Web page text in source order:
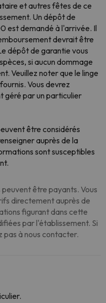
et autres fêtes de ce
Un dépôt de
est demandé à l'arrivée. Il
devrait être
dépôt de garantie vous
si aucun dommage
Veuillez noter que le linge
Vous devrez
géré par un particulier
être considérés
auprès de la
sont susceptibles
être payants. Vous
directement auprès de
figurant dans cette
par l'établissement. Si
pas à nous contacter.